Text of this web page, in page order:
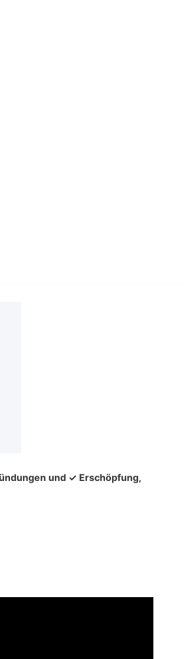
und ✓ Erschöpfung,